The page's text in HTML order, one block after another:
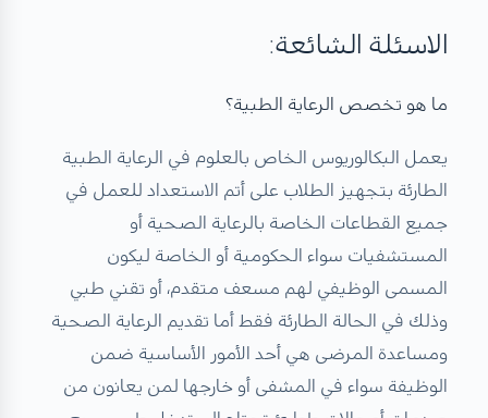
الاسئلة الشائعة:
​ما هو تخصص الرعاية الطبية؟​
يعمل البكالوريوس الخاص بالعلوم في الرعاية الطبية
الطارئة بتجهيز الطلاب على أتم الاستعداد للعمل في
جميع القطاعات الخاصة بالرعاية الصحية أو
المستشفيات سواء الحكومية أو الخاصة ليكون
المسمى الوظيفي لهم مسعف متقدم، أو تقني طبي
وذلك في الحالة الطارئة فقط أما تقديم الرعاية الصحية
ومساعدة المرضى هي أحد الأمور الأساسية ضمن
الوظيفة سواء في المشفى أو خارجها لمن يعانون من